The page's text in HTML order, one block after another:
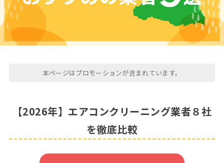
本ページはプロモーションが含まれています。
【2026年】エアコンクリーニング業者８社
を徹底比較